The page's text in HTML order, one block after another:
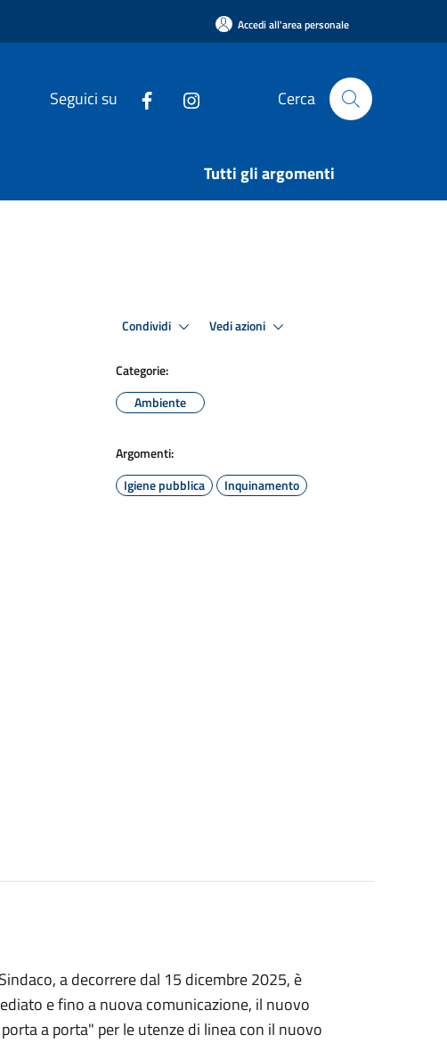
Accedi all'area personale
Seguici su Cerca
Tutti gli argomenti
Condividi Vedi azioni
Categorie:
Ambiente
Argomenti:
Igiene pubblica
Inquinamento
a decorrere dal 15 dicembre 2025, è
e fino a nuova comunicazione, il nuovo
a porta" per le utenze di linea con il nuovo